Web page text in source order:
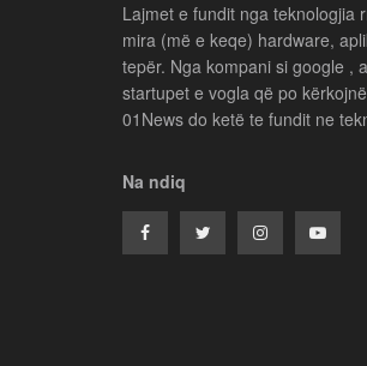
Lajmet e fundit nga teknologjia
mira (më e keqe) hardware,
tepër. Nga kompani si google ,
startupet e vogla që po
01News do ketë te fundit ne
Na ndiq